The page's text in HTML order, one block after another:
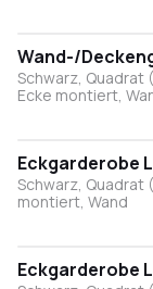
Wand-/
Schwarz, Quadrat
Ecke montiert,
Eckgarderobe
Schwarz, Quadrat
montiert, Wand
Eckgarderobe